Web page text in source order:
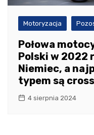
Motoryzacja
Połowa
Polski w 2022
Niemiec, a
typem są
4 sierpnia 2024